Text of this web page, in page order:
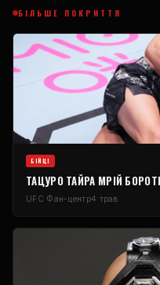
БІЛЬШЕ ПОКРИТТЯ
БІЙЦІ
ТАЦУРО ТАЙРА МРІЙ
UFC Фан-центр4 трав